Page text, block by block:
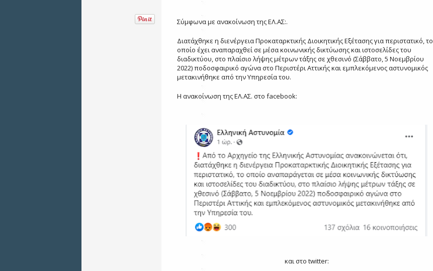
Σύμφωνα με ανακοίνωση της ΕΛ.ΑΣ:.
Διατάχθηκε η διενέργεια Προκαταρκτικής Διοικητικής Εξέτασης για περιστατικό, το
οποίο έχει αναπαραχθεί σε μέσα κοινωνικής δικτύωσης και ιστοσελίδες του
διαδικτύου, στο πλαίσιο λήψης μέτρων τάξης σε χθεσινό (Σάββατο, 5 Νοεμβρίου
2022) ποδοσφαιρικό αγώνα στο Περιστέρι Αττικής και εμπλεκόμενος αστυνομικός
μετακινήθηκε από την Υπηρεσία του.
Η ανακοίνωση της ΕΛ.ΑΣ. στο facebook:
και στο twitter: